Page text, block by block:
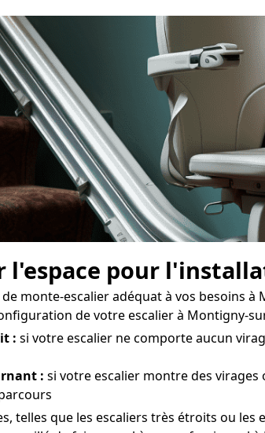
l'espace pour
monte-escalier adéquat à vos besoins
de votre escalier à Montigny-
: si votre escalier ne comporte aucun
: si votre escalier montre des
telles que les escaliers très étroits ou